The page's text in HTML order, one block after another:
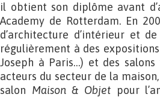
il obtient son diplôme avant
Academy de Rotterdam. En
d’architecture d’intérieur et
régulièrement à des
Joseph à Paris…) et des
acteurs du secteur de la
salon Maison & Objet pour